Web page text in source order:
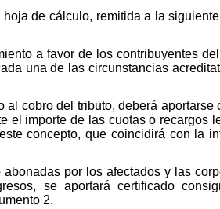
de cálculo, remitida a la
a favor de los contribuyentes
una de las circunstancias
cobro del tributo, deberá aportarse
el importe de las cuotas o recargos
concepto, que coincidirá con la
por los afectados y las
se aportará certificado
2.